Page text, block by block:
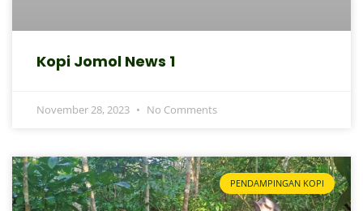
Kopi Jomol News 1
November 28, 2023 No Comments
PENDAMPINGAN KOPI